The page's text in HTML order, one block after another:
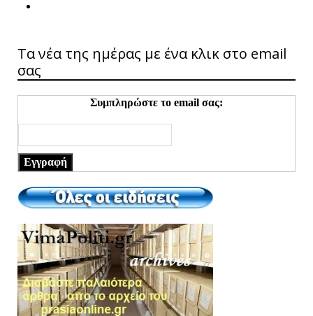
Τα νέα της ημέρας με ένα κλικ στο email
σας
Συμπληρώστε το email σας:
Εγγραφή